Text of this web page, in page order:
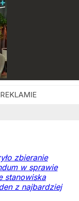
zbieranie
w sprawie
stanowiska
z najbardziej